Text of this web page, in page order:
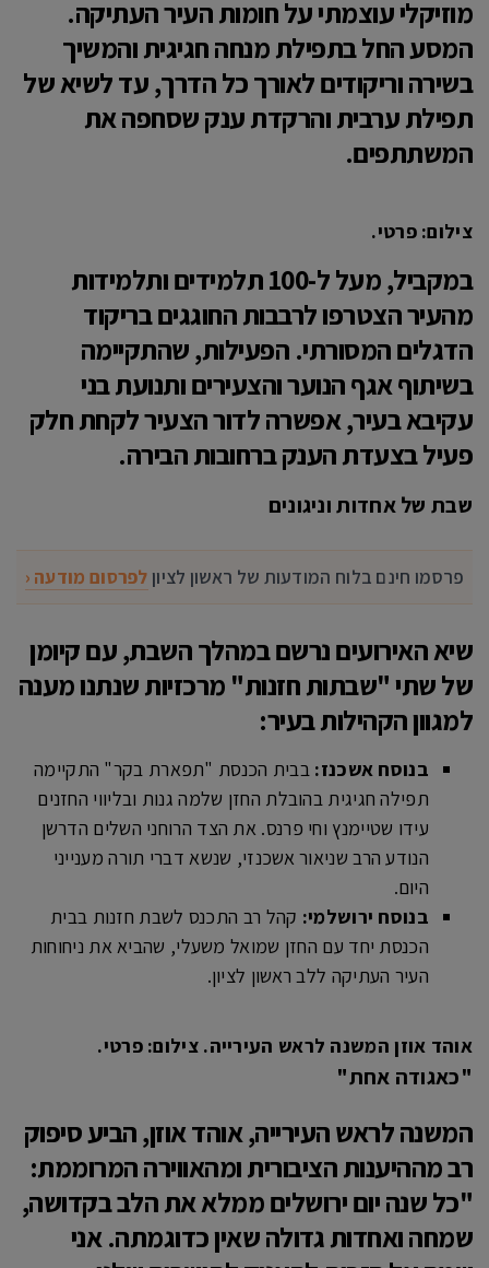
מוזיקלי עוצמתי על חומות העיר העתיקה.
המסע החל בתפילת מנחה חגיגית והמשיך
בשירה וריקודים לאורך כל הדרך, עד לשיא של
תפילת ערבית והרקדת ענק שסחפה את
המשתתפים.
צילום: פרטי.
​במקביל, מעל ל-100 תלמידים ותלמידות
מהעיר הצטרפו לרבבות החוגגים בריקוד
הדגלים המסורתי. הפעילות, שהתקיימה
בשיתוף אגף הנוער והצעירים ותנועת בני
עקיבא בעיר, אפשרה לדור הצעיר לקחת חלק
פעיל בצעדת הענק ברחובות הבירה.
שבת של אחדות וניגונים
פרסמו חינם בלוח המודעות של ראשון לציון לפרסום מודעה ‹
שיא האירועים נרשם במהלך השבת, עם קיומן
של שתי "שבתות חזנות" מרכזיות שנתנו מענה
למגוון הקהילות בעיר:
בנוסח אשכנז: בבית הכנסת "תפארת בקר" התקיימה
תפילה חגיגית בהובלת החזן שלמה גנות ובליווי החזנים
עידו שטיימנץ וחי פרנס. את הצד הרוחני השלים הדרשן
הנודע הרב שניאור אשכנזי, שנשא דברי תורה מענייני
היום.
בנוסח ירושלמי: קהל רב התכנס לשבת חזנות בבית
הכנסת יחד עם החזן שמואל משעלי, שהביא את ניחוחות
העיר העתיקה ללב ראשון לציון.
אוהד אוזן המשנה לראש העירייה. צילום: פרטי.
"כאגודה אחת"
המשנה לראש העירייה, אוהד אוזן, הביע סיפוק
רב מההיענות הציבורית ומהאווירה המרוממת:
"כל שנה יום ירושלים ממלא את הלב בקדושה,
שמחה ואחדות גדולה שאין כדוגמתה. אני